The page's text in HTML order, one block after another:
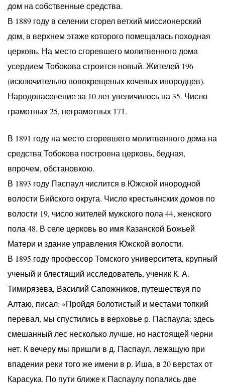
дом на собственные средства.
В 1889 году в селении сгорел ветхий миссионерский
дом, в верхнем этаже которого помещалась походная
церковь. На место сгоревшего молитвенного дома
усердием Тобокова строится новый. Жителей 196
(исключительно новокрещеных кочевых инородцев).
Народонаселение за 10 лет увеличилось на 35. Число
грамотных 25, неграмотных 171.
В 1891 году на место сгоревшего молитвенного дома на
средства Тобокова построена церковь, бедная,
впрочем, обстановкою.
В 1893 году Паспаул числится в Южской инородной
волости Бийского округа. Число крестьянских домов по
волости 19, число жителей мужского пола 44, женского
пола 48. В селе церковь во имя Казанской Божьей
Матери и здание управления Южской волости.
В 1895 году профессор Томского университета, крупный
ученый и блестящий исследователь, ученик К. А.
Тимирязева, Василий Сапожников, путешествуя по
Алтаю, писал: «Пройдя болотистый и местами топкий
перевал, мы спустились в верховье р. Паспаула; здесь
смешанный лес несколько лучше, но настоящей черни
нет. К вечеру мы пришли в д. Паспаул, лежащую при
впадении реки того же имени в р. Иша, в 20 верстах от
Карасука. По пути ближе к Паспаулу попались две